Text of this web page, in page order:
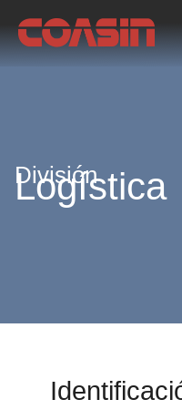
División
Logística